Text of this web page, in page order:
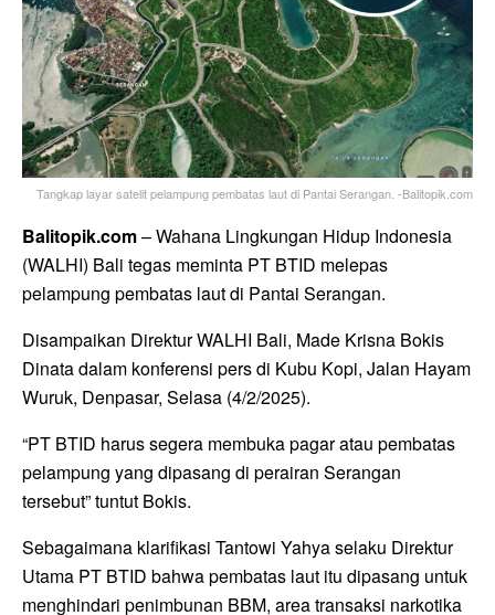
Tangkap layar satelit pelampung pembatas laut di Pantai Serangan. -Balitopik.com
Balitopik.com– Wahana Lingkungan Hidup Indonesia
(WALHI) Bali tegas meminta PT BTID melepas
pelampung pembatas laut di Pantai Serangan.
Disampaikan Direktur WALHI Bali, Made Krisna Bokis
Dinata dalam konferensi pers di Kubu Kopi, Jalan Hayam
Wuruk, Denpasar, Selasa (4/2/2025).
“PT BTID harus segera membuka pagar atau pembatas
pelampung yang dipasang di perairan Serangan
tersebut” tuntut Bokis.
Sebagaimana klarifikasi Tantowi Yahya selaku Direktur
Utama PT BTID bahwa pembatas laut itu dipasang untuk
menghindari penimbunan BBM, area transaksi narkotika